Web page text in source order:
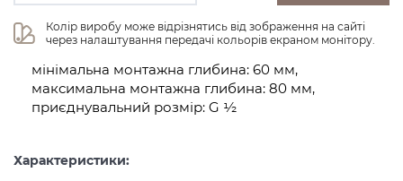
Колір виробу може відрізнятись від зображення на сайті
через налаштування передачі кольорів екраном монітору.
мінімальна монтажна глибина: 60 мм,
максимальна монтажна глибина: 80 мм,
приєднувальний розмір: G ½
Характеристики: